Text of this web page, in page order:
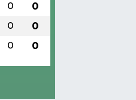
0 0
0 0
0 0